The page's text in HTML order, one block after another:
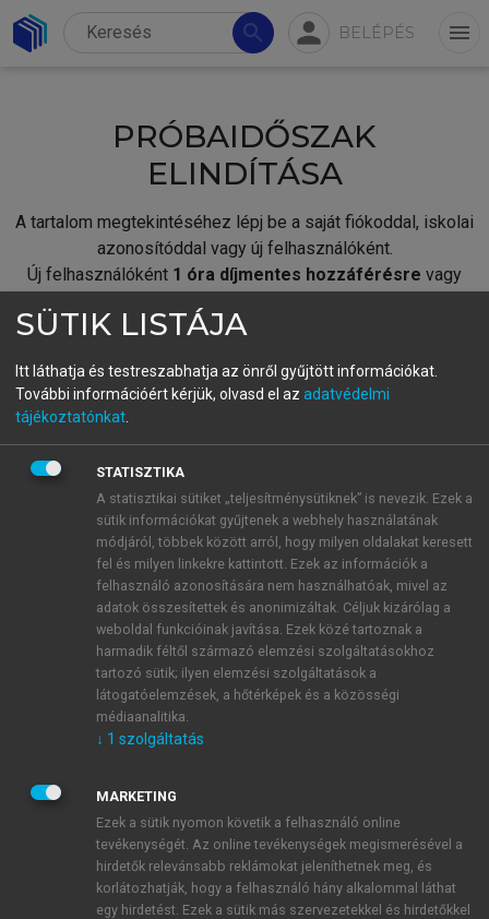
search person BELÉPÉS menu
PRÓBAIDŐSZAK
ELINDÍTÁSA
A tartalom megtekintéséhez lépj be a saját fiókoddal, iskolai
azonosítóddal vagy új felhasználóként.
Új felhasználóként 1 óra díjmentes hozzáférésre vagy
fiókoddal,vagy hozz létre új fiókot.
A regisztráció után apróbaidőszakautomatikusan
BELÉPÉS SAJÁT FIÓKKAL
ÚJ FIÓK LÉTREHOZÁSA
1 óra díjmentes hozzáférés
E-MAIL-CÍM
JELSZÓ
JELSZÓ ÚJRA
SÜTIK LISTÁJA
Itt láthatja és testreszabhatja az önről gyűjtött információkat.
További információért kérjük, olvasd el az adatvédelmi
tájékoztatónkat
STATISZTIKA
A statisztikai sütiket „teljesítménysütiknek” is nevezik. Ezek a
sütik információkat gyűjtenek a webhely használatának
módjáról, többek között arról, hogy milyen oldalakat keresett
fel és milyen linkekre kattintott. Ezek az információk a
felhasználó azonosítására nem használhatóak, mivel az
adatok összesítettek és anonimizáltak. Céljuk kizárólag a
weboldal funkcióinak javítása. Ezek közé tartoznak a
harmadik féltől származó elemzési szolgáltatásokhoz
tartozó sütik; ilyen elemzési szolgáltatások a
látogatóelemzések, a hőtérképek és a közösségi
médiaanalitika.
↓ 1 szolgáltatás
MARKETING
Ezek a sütik nyomon követik a felhasználó online
tevékenységét. Az online tevékenységek megismerésével a
hirdetők relevánsabb reklámokat jeleníthetnek meg, és
korlátozhatják, hogy a felhasználó hány alkalommal láthat
egy hirdetést. Ezek a sütik más szervezetekkel és hirdetőkkel